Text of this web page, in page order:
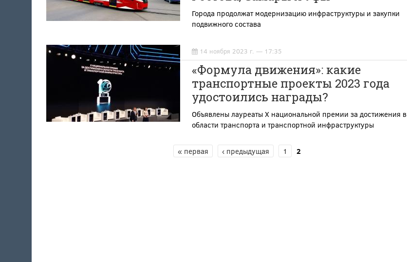
Города продолжат модернизацию инфраструктуры и закупки
подвижного состава
14 ноября 2023 г. — 17:35
«Формула движения»: какие
транспортные проекты 2023 года
удостоились награды?
Объявлены лауреаты X национальной премии за достижения в
области транспорта и транспортной инфраструктуры
« первая ‹ предыдущая 1 2